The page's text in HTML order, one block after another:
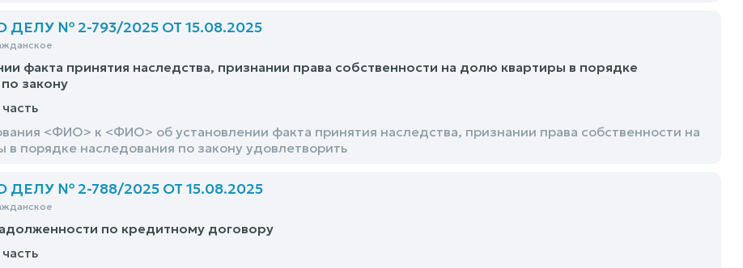
№ 2-793/2025 ОТ 15.08.2025
факта принятия наследства, признании права собственности на долю квартиры в порядке
закону
<ФИО> к <ФИО> об установлении факта принятия наследства, признании права собственности на
в порядке наследования по закону удовлетворить
№ 2-788/2025 ОТ 15.08.2025
по кредитному договору